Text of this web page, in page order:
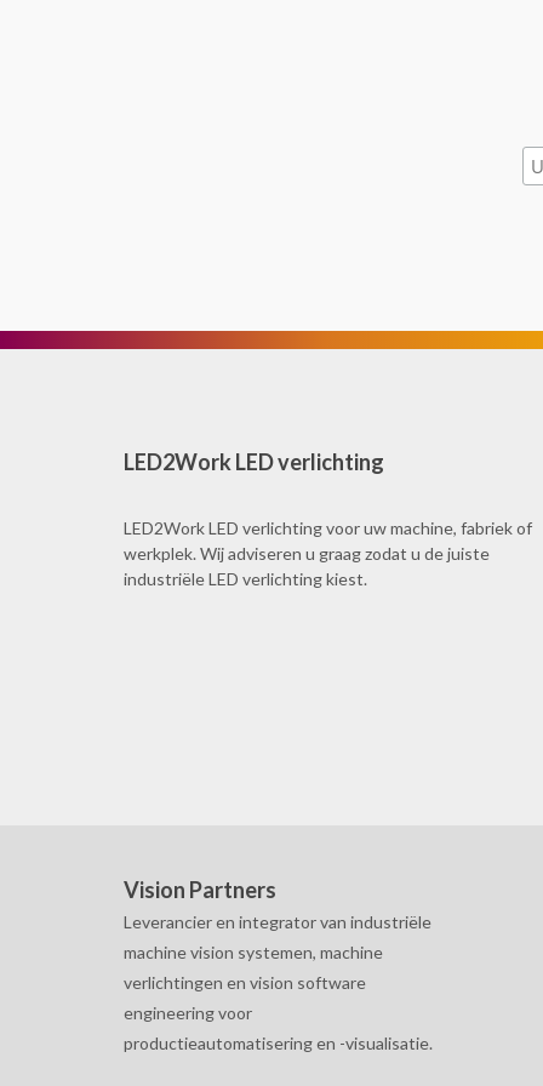
LED2Work LED verlichting
LED2Work LED verlichting voor uw machine, fabriek of
werkplek. Wij adviseren u graag zodat u de juiste
industriële LED verlichting kiest.
Vision Partners
Leverancier en integrator van industriële
machine vision systemen, machine
verlichtingen en vision software
engineering voor
productieautomatisering en -visualisatie.